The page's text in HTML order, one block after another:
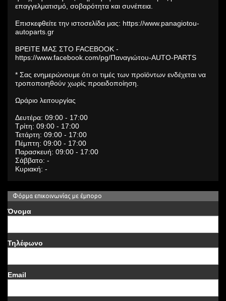
επαγγελματισμό, σοβαρότητα και συνέπεια.
Επισκεφθείτε την ιστοσελίδα μας: https://www.panagiotou-
autoparts.gr
ΒΡΕΙΤΕ ΜΑΣ ΣΤΟ FACEBOOK -
https://www.facebook.com/pg/Παναγιώτου-AUTO-PARTS
* Σας ενημερώνουμε ότι οι τιμές των προϊόντων ενδέχεται να
τροποποιηθούν χωρίς προειδοποίηση.
Ωράριο λειτουργίας
Δευτέρα: 09:00 - 17:00
Τρίτη: 09:00 - 17:00
Τετάρτη: 09:00 - 17:00
Πέμπτη: 09:00 - 17:00
Παρασκευή: 09:00 - 17:00
Σάββατο: -
Κυριακή: -
Φόρμα επικοινωνίας με έμπορο
Όνομα
Τηλέφωνο
Email